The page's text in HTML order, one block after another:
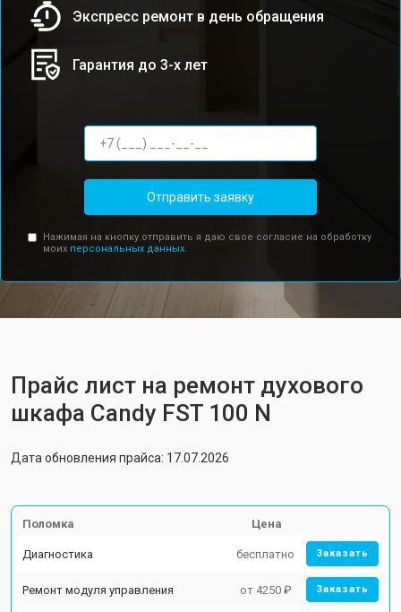
Экспресс ремонт в день обращения
Гарантия до 3-х лет
Отправить заявку
Нажимая на кнопку отправить я даю свое согласие на обработку
моих персональных данных.
Прайс лист на ремонт духового
шкафа Candy FST 100 N
Дата обновления прайса: 17.07.2026
Поломка Цена
Диагностика бесплатно Заказать
Ремонт модуля управления от 4250 ₽ Заказать